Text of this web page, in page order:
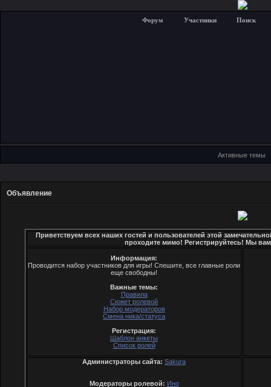
Форум Участники Поиск
Активные темы
Объявление
Приветствуем всех наших гостей и пользователей этой
проходите мимо! Регистрируйтесь! Мы
Информация:
Проводится набор участников для игры! Спешите, все главные роли
еще свободны!
Важные темы:
Правила
Сюжет ролевой
Набор модераторов
Смена ника/статуса
Регистрация:
Шаблон анкеты
Список ролей
Администраторы сайта: Sakura
Модераторы ролевой: Ино